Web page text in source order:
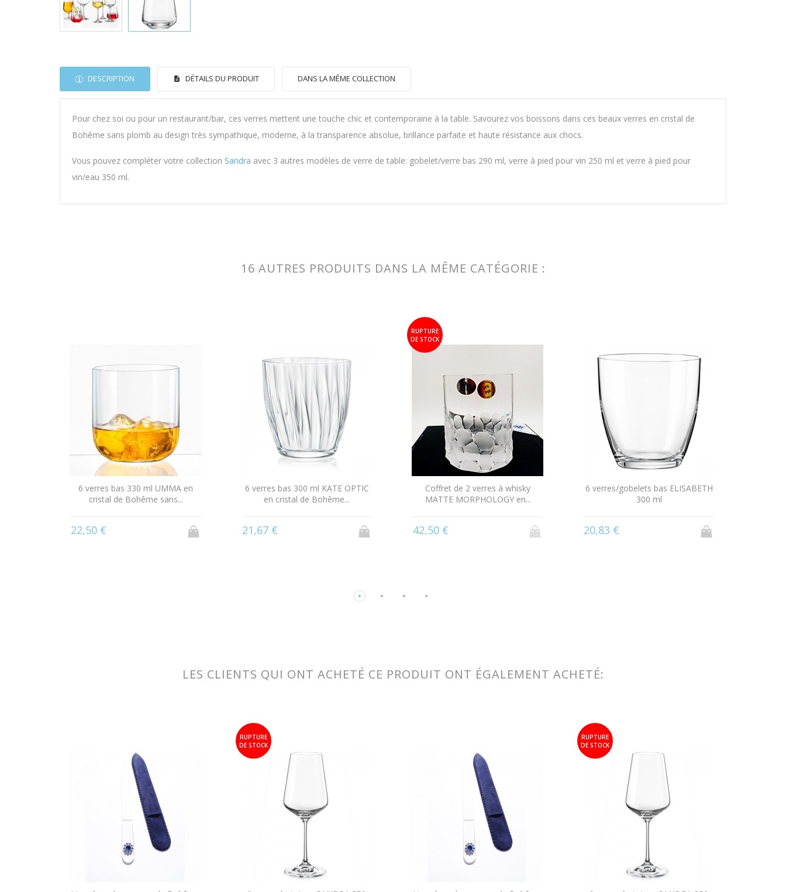
DESCRIPTION DÉTAILS DU PRODUIT DANS LA MÊME COLLECTION
Pour chez soi ou pour un restaurant/bar, ces verres mettent une touche chic et contemporaine à la table. Savourez vos boissons dans ces beaux verres en cristal de
Bohême sans plomb au design très sympathique, moderne, à la transparence absolue, brillance parfaite et haute résistance aux chocs.
Vous pouvez compléter votre collection Sandra avec 3 autres modèles de verre de table: gobelet/verre bas 290 ml, verre à pied pour vin 250 ml et verre à pied pour
vin/eau 350 ml.
16 AUTRES PRODUITS DANS LA MÊME CATÉGORIE :
6 verres bas 330 ml UMMA en
cristal de Bohême sans...
22,50 €
6 verres bas 300 ml KATE OPTIC
en cristal de Bohême...
21,67 €
RUPTURE
DE STOCK
Coffret de 2 verres à whisky
MATTE MORPHOLOGY en...
42,50 €
6 verres/gobelets bas ELISABETH
300 ml
20,83 €
LES CLIENTS QUI ONT ACHETÉ CE PRODUIT ONT ÉGALEMENT ACHETÉ:
RUPTURE
DE STOCK
RUPTURE
DE STOCK